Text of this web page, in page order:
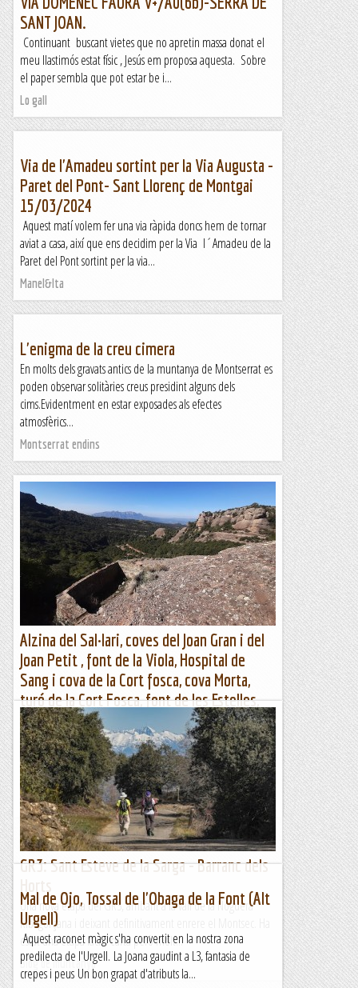
SANT JOAN.
Continuant buscant vietes que no apretin massa donat el
meu llastimós estat físic , Jesús em proposa aquesta. Sobre
el paper sembla que pot estar be i...
Lo gall
Via de l'Amadeu sortint per la Via Augusta -
Paret del Pont- Sant Llorenç de Montgai
15/03/2024
Aquest matí volem fer una via ràpida doncs hem de tornar
aviat a casa, així que ens decidim per la Via l´Amadeu de la
Paret del Pont sortint per la via...
Manel&Ita
L'enigma de la creu cimera
En molts dels gravats antics de la muntanya de Montserrat es
poden observar solitàries creus presidint alguns dels
cims.Evidentment en estar exposades als efectes
atmosfèrics...
Montserrat endins
Alzina del Sal·lari, coves del Joan Gran i del
Joan Petit , font de la Viola, Hospital de
Sang i cova de la Cort fosca, cova Morta,
turó de la Cort Fosca, font de les Estelles,
balma-cova del Racó Gran de Matarrodona,
cova del Santuari Luni-Solar i turó d
Alzina Sal·lari, coves: Joan Gran, Joan Petit, Morta, Hospital
Sang, Racó Gran i Santuari Luni-Solar; fonts: Viola i...
Muntanya
GR3: Sant Esteve de la Sarga - Barranc dels
Una nova etapa del GR3, arribant a la vall de la Noguera
Ribagorçana i deixant definitivament enrere el Montsec. Ha
estat una etapa fàcil i curta però molt...
Blog de muntanya
Mal de Ojo, Tossal de l'Obaga de la Font (Alt
Urgell)
Aquest raconet màgic s'ha convertit en la nostra zona
predilecta de l'Urgell. La Joana gaudint a L3, fantasia de
crepes i peus Un bon grapat d'atributs la...